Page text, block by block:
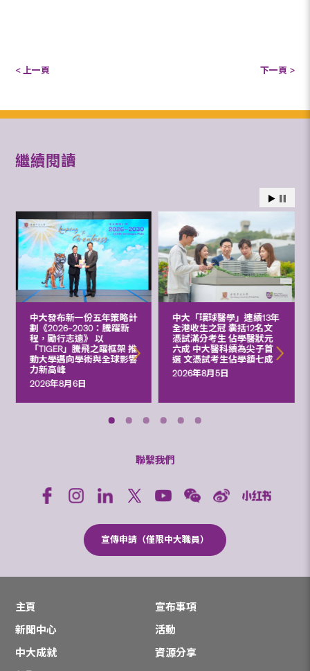
< 上一頁 下一頁 >
繼續閱讀
中大發布新一份五年策略計
劃《2026‒2030：騰躍新
程，勵行志遠》 以
「TIGER」騰飛之躍框架 推
動大學邁向學術與全球影響
力新高峰
2026年8月6日
中大「環球醫學」連續13年
全港收生之冠 囊括12名文
憑試滿分考生 佔學醫狀元
六成 中大醫科續為尖子首
選 文憑試考生佔學額七成
2026年8月5日
聯繫我們
宣傳申請（僅限中大職員）
主頁
宣布事項
新聞中心
活動
中大成就
資源分享